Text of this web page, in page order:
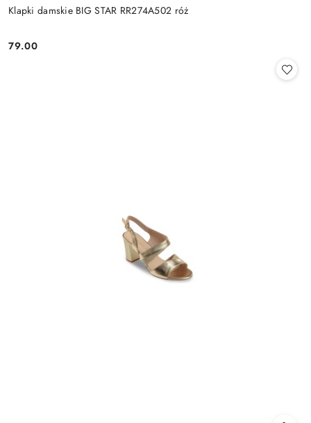
Klapki damskie BIG STAR RR274A502 róż
Cena:
79.00